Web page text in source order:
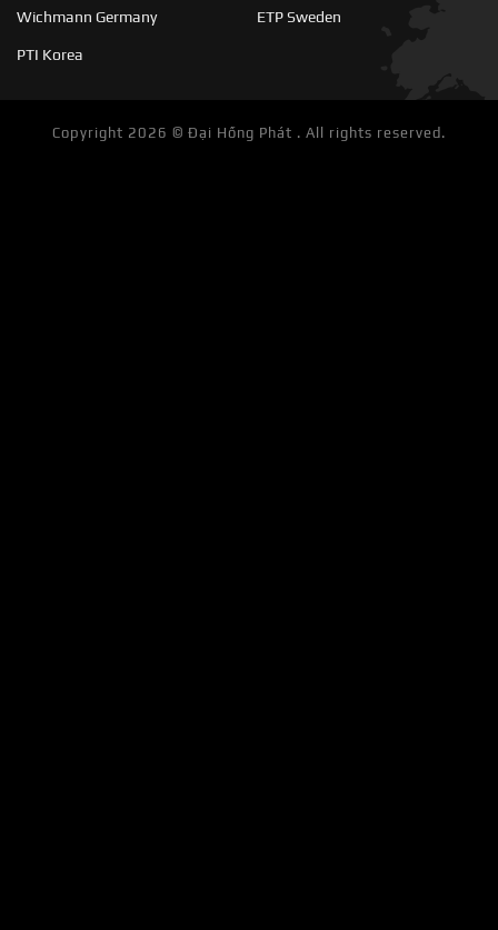
Wichmann Germany
PTI Korea
ETP Sweden
Copyright 2026 © Đại Hồng Phát . All rights reserved.